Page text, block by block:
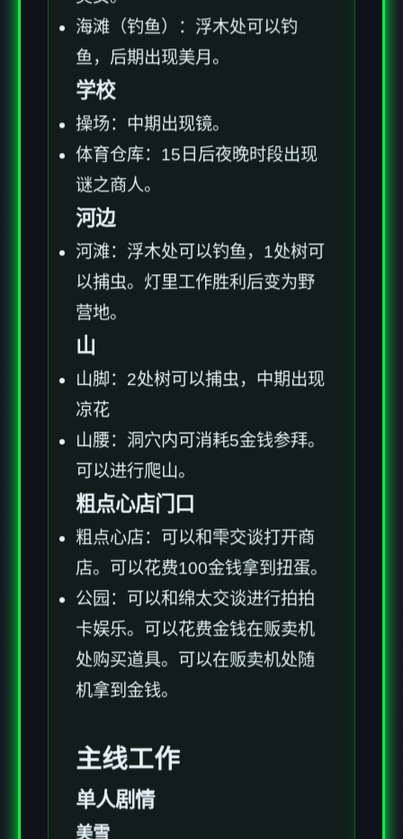
海滩（钓鱼）：浮木处可以钓
鱼，后期出现美月。
学校
操场：中期出现镜。
体育仓库：15日后夜晚时段出现
谜之商人。
河边
河滩：浮木处可以钓鱼，1处树可
以捕虫。灯里工作胜利后变为野
营地。
山
山脚：2处树可以捕虫，中期出现
凉花
山腰：洞穴内可消耗5金钱参拜。
可以进行爬山。
粗点心店门口
粗点心店：可以和雫交谈打开商
店。可以花费100金钱拿到扭蛋。
公园：可以和绵太交谈进行拍拍
卡娱乐。可以花费金钱在贩卖机
处购买道具。可以在贩卖机处随
机拿到金钱。
主线工作
单人剧情
美雪